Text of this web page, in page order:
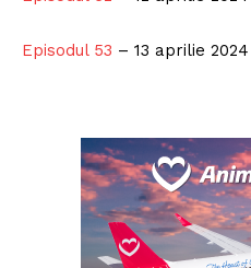
Episodul 53 – 13 aprilie 2024